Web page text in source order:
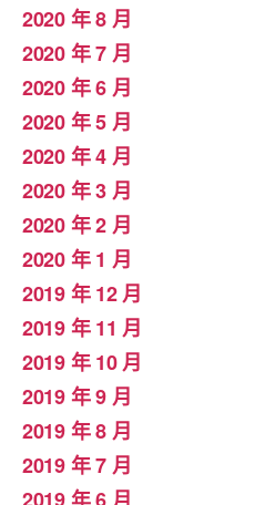
2020 年 8 月
2020 年 7 月
2020 年 6 月
2020 年 5 月
2020 年 4 月
2020 年 3 月
2020 年 2 月
2020 年 1 月
2019 年 12 月
2019 年 11 月
2019 年 10 月
2019 年 9 月
2019 年 8 月
2019 年 7 月